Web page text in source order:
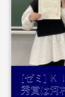
[ゼミ] Ｋ
秀賞は河